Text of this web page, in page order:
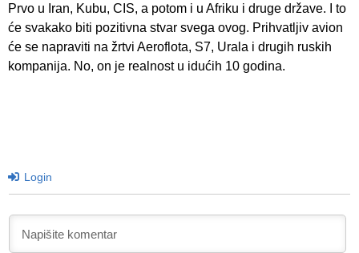
Prvo u Iran, Kubu, CIS, a potom i u Afriku i druge države. I to
će svakako biti pozitivna stvar svega ovog. Prihvatljiv avion
će se napraviti na žrtvi Aeroflota, S7, Urala i drugih ruskih
kompanija. No, on je realnost u idućih 10 godina.
Login